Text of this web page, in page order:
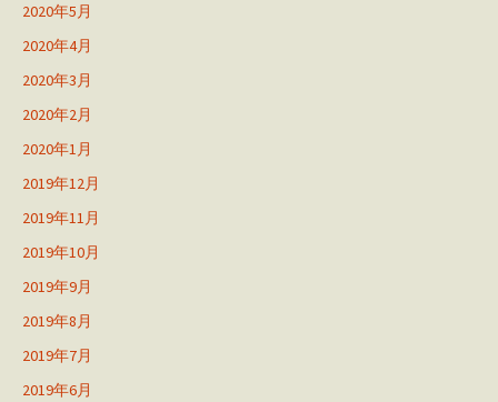
2020年5月
2020年4月
2020年3月
2020年2月
2020年1月
2019年12月
2019年11月
2019年10月
2019年9月
2019年8月
2019年7月
2019年6月